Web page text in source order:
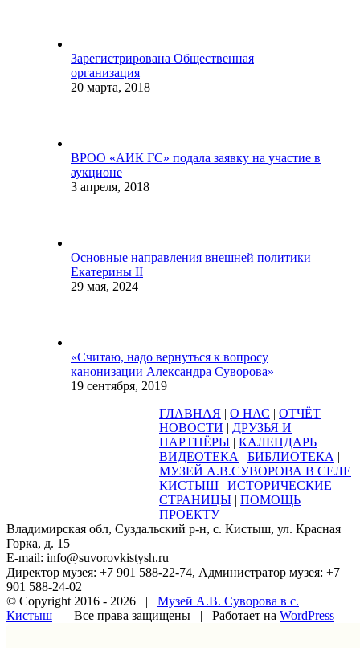
Зарегистрирована Общественная
организация
20 марта, 2018
ВРОО «АИК ГС» подала заявку на участие в
аукционе
3 апреля, 2018
Основные направления внешней политики
Екатерины II
29 мая, 2024
«Считаю, надо вернуться к вопросу
канонизации Александра Суворова»
19 сентября, 2019
ГЛАВНАЯ | О НАС | ОТЧЁТ |
НОВОСТИ | ДРУЗЬЯ И
ПАРТНЁРЫ | КАЛЕНДАРЬ |
ВИДЕОТЕКА | БИБЛИОТЕКА |
МУЗЕЙ А.В.СУВОРОВА В СЕЛЕ
КИСТЫШ | ИСТОРИЧЕСКИЕ
СТРАНИЦЫ | ПОМОЩЬ
ПРОЕКТУ
Владимирская обл, Суздальский р-н, с. Кистыш, ул. Красная
Горка, д. 15
E-mail: info@suvorovkistysh.ru
Директор музея: +7 901 588-22-74, Администратор музея: +7
901 588-24-02
© Copyright 2016 - 2026 | Музей А.В. Суворова в с.
Кистыш | Все права защищены | Работает на WordPress